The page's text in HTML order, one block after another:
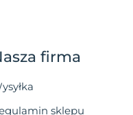
firma
sklepu